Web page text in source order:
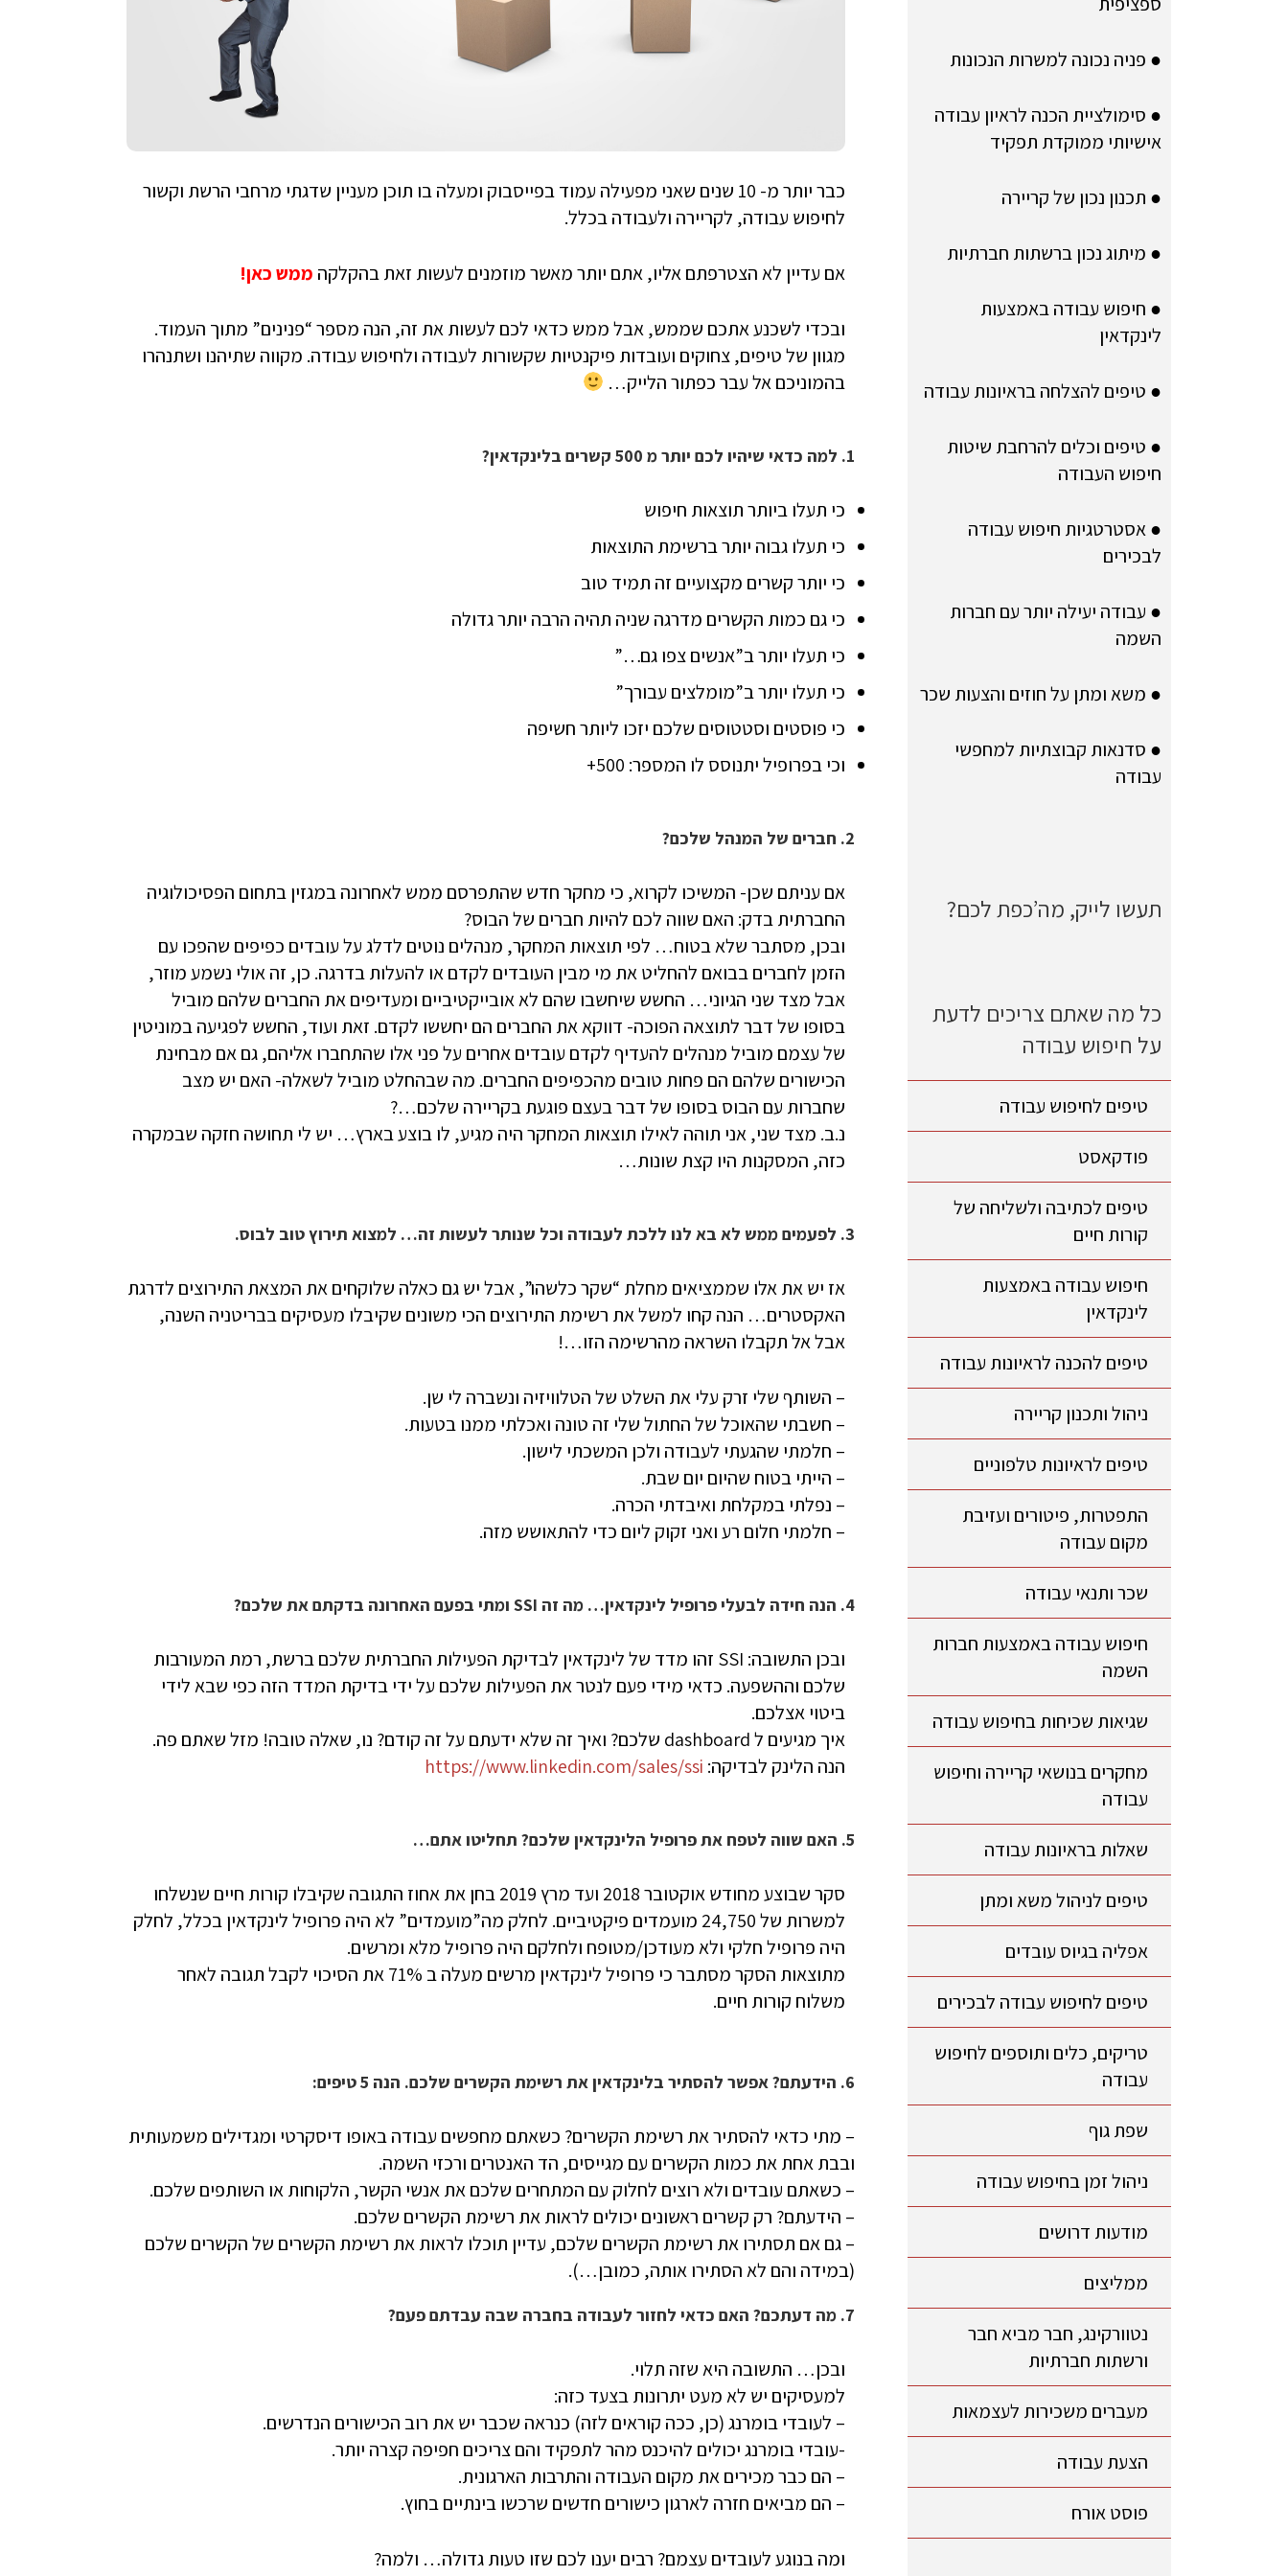
כבר יותר מ- 10 שנים שאני מפעילה עמוד בפייסבוק ומעלה בו תוכן מעניין שדגתי מרחבי הרשת וקשור
לחיפוש עבודה, לקריירה ולעבודה בכלל.
אם עדיין לא הצטרפתם אליו, אתם יותר מאשר מוזמנים לעשות זאת בהקלקה ממש כאן!
ובכדי לשכנע אתכם שממש, אבל ממש כדאי לכם לעשות את זה, הנה מספר “פנינים” מתוך העמוד.
מגוון של טיפים, צחוקים ועובדות פיקנטיות שקשורות לעבודה ולחיפוש עבודה. מקווה שתיהנו ושתנהרו
בהמוניכם אל עבר כפתור הלייק…
1. למה כדאי שיהיו לכם יותר מ 500 קשרים בלינקדאין?
כי תעלו ביותר תוצאות חיפוש
כי תעלו גבוה יותר ברשימת התוצאות
כי יותר קשרים מקצועיים זה תמיד טוב
כי גם כמות הקשרים מדרגה שניה תהיה הרבה יותר גדולה
כי תעלו יותר ב”אנשים צפו גם…”
כי תעלו יותר ב”מומלצים עבורך”
כי פוסטים וסטטוסים שלכם יזכו ליותר חשיפה
וכי בפרופיל יתנוסס לו המספר: 500+
2. חברים של המנהל שלכם?
אם עניתם שכן- המשיכו לקרוא, כי מחקר חדש שהתפרסם ממש לאחרונה במגזין בתחום הפסיכולוגיה
החברתית בדק: האם שווה לכם להיות חברים של הבוס?
ובכן, מסתבר שלא בטוח… לפי תוצאות המחקר, מנהלים נוטים לדלג על עובדים כפיפים שהפכו עם
הזמן לחברים בבואם להחליט את מי מבין העובדים לקדם או להעלות בדרגה. כן, זה אולי נשמע מוזר,
אבל מצד שני הגיוני… החשש שיחשבו שהם לא אובייקטיביים ומעדיפים את החברים שלהם מוביל
בסופו של דבר לתוצאה הפוכה- דווקא את החברים הם יחששו לקדם. זאת ועוד, החשש לפגיעה במוניטין
של עצמם מוביל מנהלים להעדיף לקדם עובדים אחרים על פני אלו שהתחברו אליהם, גם אם מבחינת
הכישורים שלהם הם פחות טובים מהכפיפים החברים. מה שבהחלט מוביל לשאלה- האם יש מצב
שחברות עם הבוס בסופו של דבר בעצם פוגעת בקריירה שלכם…?
נ.ב. מצד שני, אני תוהה לאילו תוצאות המחקר היה מגיע, לו בוצע בארץ… יש לי תחושה חזקה שבמקרה
כזה, המסקנות היו קצת שונות…
3. לפעמים ממש לא בא לנו ללכת לעבודה וכל שנותר לעשות זה… למצוא תירוץ טוב לבוס.
אז יש את אלו שממציאים מחלת “שקר כלשהו”, אבל יש גם כאלה שלוקחים את המצאת התירוצים לדרגת
האקסטרים… הנה קחו למשל את רשימת התירוצים הכי משונים שקיבלו מעסיקים בבריטניה השנה,
אבל אל תקבלו השראה מהרשימה הזו…!
– השותף שלי זרק עלי את השלט של הטלוויזיה ונשברה לי שן.
– חשבתי שהאוכל של החתול שלי זה טונה ואכלתי ממנו בטעות.
– חלמתי שהגעתי לעבודה ולכן המשכתי לישון.
– הייתי בטוח שהיום יום שבת.
– נפלתי במקלחת ואיבדתי הכרה.
– חלמתי חלום רע ואני זקוק ליום כדי להתאושש מזה.
4. הנה חידה לבעלי פרופיל לינקדאין… מה זה SSI ומתי בפעם האחרונה בדקתם את שלכם?
ובכן התשובה: SSI זהו מדד של לינקדאין לבדיקת הפעילות החברתית שלכם ברשת, רמת המעורבות
שלכם וההשפעה. כדאי מידי פעם לנטר את הפעילות שלכם על ידי בדיקת המדד הזה כפי שבא לידי
ביטוי אצלכם.
איך מגיעים ל dashboard שלכם? ואיך זה שלא ידעתם על זה קודם? נו, שאלה טובה! מזל שאתם פה.
הנה הלינק לבדיקה: https://www.linkedin.com/sales/ssi
5. האם שווה לטפח את פרופיל הלינקדאין שלכם? תחליטו אתם…
סקר שבוצע מחודש אוקטובר 2018 ועד מרץ 2019 בחן את אחוז התגובה שקיבלו קורות חיים שנשלחו
למשרות של 24,750 מועמדים פיקטיביים. לחלק מה”מועמדים” לא היה פרופיל לינקדאין בכלל, לחלק
היה פרופיל חלקי ולא מעודכן/מטופח ולחלקם היה פרופיל מלא ומרשים.
מתוצאות הסקר מסתבר כי פרופיל לינקדאין מרשים מעלה ב 71% את הסיכוי לקבל תגובה לאחר
משלוח קורות חיים.
6. הידעתם? אפשר להסתיר בלינקדאין את רשימת הקשרים שלכם. הנה 5 טיפים:
– מתי כדאי להסתיר את רשימת הקשרים? כשאתם מחפשים עבודה באופו דיסקרטי ומגדילים משמעותית
ובבת אחת את כמות הקשרים עם מגייסים, הד האנטרים ורכזי השמה.
– כשאתם עובדים ולא רוצים לחלוק עם המתחרים שלכם את אנשי הקשר, הלקוחות או השותפים שלכם.
– הידעתם? רק קשרים ראשונים יכולים לראות את רשימת הקשרים שלכם.
– גם אם תסתירו את רשימת הקשרים שלכם, עדיין תוכלו לראות את רשימת הקשרים של הקשרים שלכם
(במידה והם לא הסתירו אותה, כמובן…).
7. מה דעתכם? האם כדאי לחזור לעבודה בחברה שבה עבדתם פעם?
ובכן… התשובה היא שזה תלוי.
למעסיקים יש לא מעט יתרונות בצעד כזה:
– לעובדי בומרנג (כן, ככה קוראים לזה) כנראה שכבר יש את רוב הכישורים הנדרשים.
-עובדי בומרנג יכולים להיכנס מהר לתפקיד והם צריכים חפיפה קצרה יותר.
– הם כבר מכירים את מקום העבודה והתרבות הארגונית.
– הם מביאים חזרה לארגון כישורים חדשים שרכשו בינתיים בחוץ.
ומה בנוגע לעובדים עצמם? רבים יענו לכם שזו טעות גדולה… ולמה?
● פניה נכונה למשרות הנכונות
● סימולציית הכנה לראיון עבודה
אישיותי ממוקדת תפקיד
● תכנון נכון של קריירה
● מיתוג נכון ברשתות חברתיות
● חיפוש עבודה באמצעות
לינקדאין
● טיפים להצלחה בראיונות עבודה
● טיפים וכלים להרחבת שיטות
חיפוש העבודה
● אסטרטגיות חיפוש עבודה
לבכירים
● עבודה יעילה יותר עם חברות
השמה
● משא ומתן על חוזים והצעות שכר
● סדנאות קבוצתיות למחפשי
עבודה
תעשו לייק, מה’כפת לכם?
כל מה שאתם צריכים לדעת
על חיפוש עבודה
טיפים לחיפוש עבודה
פודקאסט
טיפים לכתיבה ולשליחה של
קורות חיים
חיפוש עבודה באמצעות
לינקדאין
טיפים להכנה לראיונות עבודה
ניהול ותכנון קריירה
טיפים לראיונות טלפוניים
התפטרות, פיטורים ועזיבת
מקום עבודה
שכר ותנאי עבודה
חיפוש עבודה באמצעות חברות
השמה
שגיאות שכיחות בחיפוש עבודה
מחקרים בנושאי קריירה וחיפוש
עבודה
שאלות בראיונות עבודה
טיפים לניהול משא ומתן
אפליה בגיוס עובדים
טיפים לחיפוש עבודה לבכירים
טריקים, כלים ותוספים לחיפוש
עבודה
שפת גוף
ניהול זמן בחיפוש עבודה
מודעות דרושים
ממליצים
נטוורקינג, חבר מביא חבר
ורשתות חברתיות
מעברים משכירות לעצמאות
הצעת עבודה
פוסט אורח